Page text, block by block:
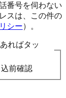
番号を伺わない
スは、この件の
シー）。
ればタッ
込前確認